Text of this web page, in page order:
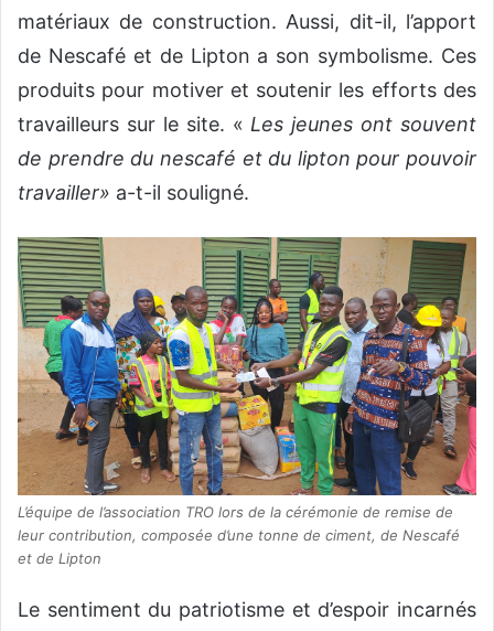
matériaux de construction. Aussi, dit-il, l’apport
de Nescafé et de Lipton a son symbolisme. Ces
produits pour motiver et soutenir les efforts des
travailleurs sur le site. « Les jeunes ont souvent
de prendre du nescafé etdu lipton pour pouvoir
travailler» a-t-il souligné.
L’équipe de l’association TRO lors de la cérémonie de remise de
leur contribution, composée d’une tonne de ciment, de Nescafé
et de Lipton
Le sentiment du patriotisme et d’espoir incarnés